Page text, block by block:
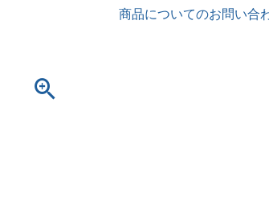
商品についてのお問い合